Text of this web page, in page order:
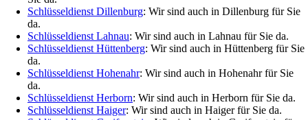
Schlüsseldienst Dillenburg: Wir sind auch in Dillenburg für Sie
da.
Schlüsseldienst Lahnau: Wir sind auch in Lahnau für Sie da.
Schlüsseldienst Hüttenberg: Wir sind auch in Hüttenberg für Sie
da.
Schlüsseldienst Hohenahr: Wir sind auch in Hohenahr für Sie
da.
Schlüsseldienst Herborn: Wir sind auch in Herborn für Sie da.
Schlüsseldienst Haiger: Wir sind auch in Haiger für Sie da.